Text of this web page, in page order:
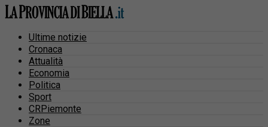
Ultime notizie
Cronaca
Attualità
Economia
Politica
Sport
CRPiemonte
Zone